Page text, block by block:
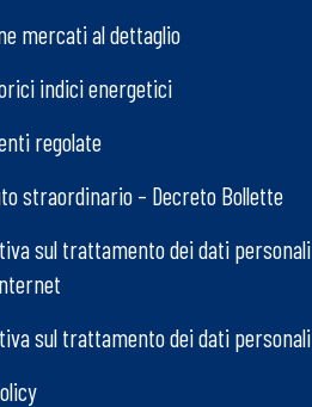
mercati al dettaglio
indici energetici
regolate
straordinario – Decreto Bollette
sul trattamento dei dati personali
sul trattamento dei dati personali